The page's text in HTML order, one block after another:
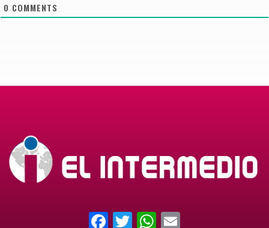
0 COMMENTS
FacebookTwitterWhatsApp